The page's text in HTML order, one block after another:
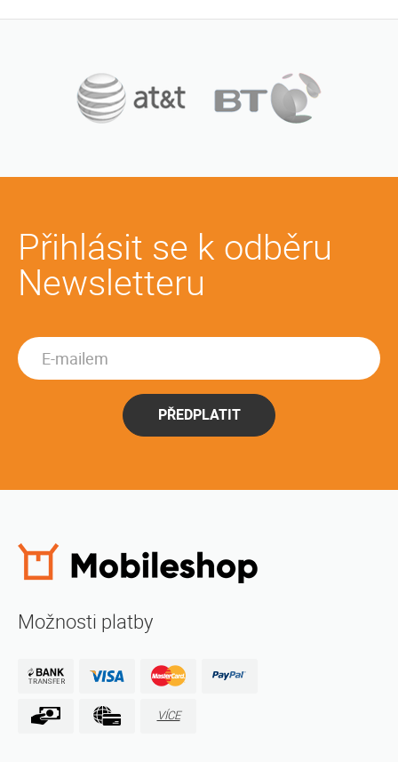
Přihlásit se k odběru
Newsletteru
PŘEDPLATIT
Možnosti platby
VÍCE